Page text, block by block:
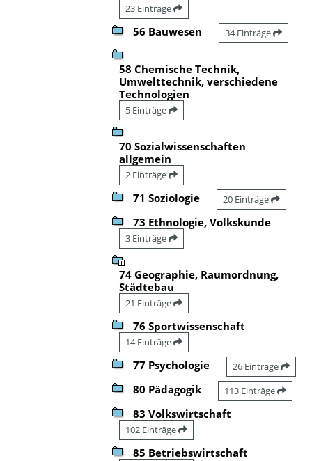
23 Einträge
56 Bauwesen 34 Einträge
58 Chemische Technik,
Umwelttechnik, verschiedene
Technologien
5 Einträge
70 Sozialwissenschaften
allgemein
2 Einträge
71 Soziologie 20 Einträge
73 Ethnologie, Volkskunde
3 Einträge
74 Geographie, Raumordnung,
Städtebau
21 Einträge
76 Sportwissenschaft
14 Einträge
77 Psychologie 26 Einträge
80 Pädagogik 113 Einträge
83 Volkswirtschaft
102 Einträge
85 Betriebswirtschaft